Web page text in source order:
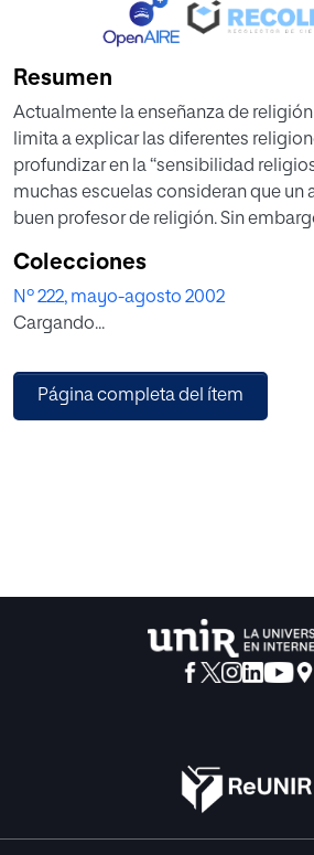
Resumen
Actualmente la enseñanza de
limita a explicar las diferentes
profundizar en la “sensibilidad
muchas escuelas consideran que un
buen profesor de religión. Sin
y que sepa transmitírsela a sus
se perdería la dimensión material y
connotación específica y universal y
estudios de hoy día se tiende a
religión. Esto se debe en gran
tradicionalmente han respondido a
mediante Dios y una existencia más
Colecciones
Nº 222, mayo-agosto 2002
Cargando...
Página completa del ítem